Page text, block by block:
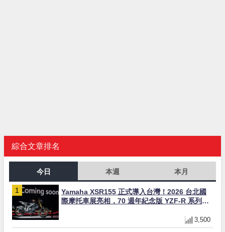
綜合文章排名
今日 本週 本月
Yamaha XSR155 正式導入台灣！2026 台北國
際摩托車展亮相，70 週年紀念版 YZF-R 系列限
3,500